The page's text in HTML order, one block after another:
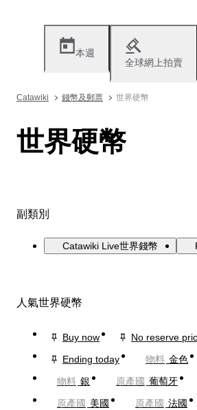
本週
全球網上拍賣
Catawiki 錢幣及郵票 世界硬幣
世界硬幣
副類別
Catawiki Live世界錢幣
人氣世界硬幣
Buy now
No reserve
Ending today
物料 金色
物料 銀 原產國 葡萄牙
原產國 美國 原產國 法國